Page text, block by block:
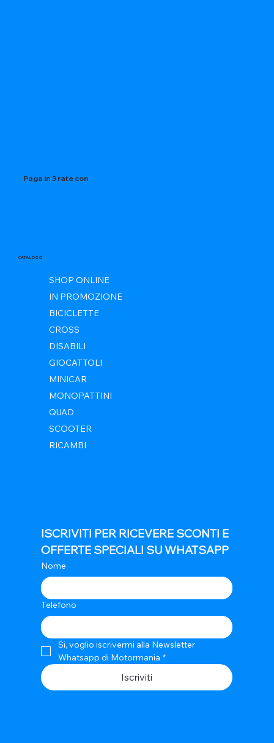
Paga in 3 rate con
CATALOGO
SHOP ONLINE
IN PROMOZIONE
BICICLETTE
CROSS
DISABILI
GIOCATTOLI
MINICAR
MONOPATTINI
QUAD
SCOOTER
RICAMBI
ISCRIVITI PER RICEVERE SCONTI E
OFFERTE SPECIALI SU WHATSAPP
Nome
Telefono
Si, voglio iscrivermi alla Newsletter
Whatsapp di Motormania *
Iscriviti